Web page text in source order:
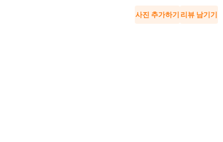
사진 추가하기 리뷰 남기기